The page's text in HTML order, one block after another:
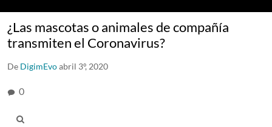
¿Las mascotas o animales de compañía
transmiten el Coronavirus?
De DigimEvoabril 3º, 2020
0